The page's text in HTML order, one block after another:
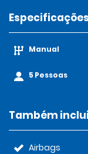
Especificações
Manual
5 Pessoas
Também inclui
Airbags